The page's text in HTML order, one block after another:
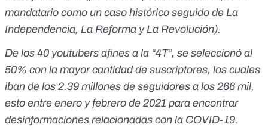
mandatario como un caso histórico seguido de La
Independencia, La Reforma y La Revolución).
De los 40 youtubers afines a la “4T”, se seleccionó al
50% con la mayor cantidad de suscriptores, los cuales
iban de los 2.39 millones de seguidores a los 266 mil,
esto entre enero y febrero de 2021 para encontrar
desinformaciones relacionadas con la COVID-19.